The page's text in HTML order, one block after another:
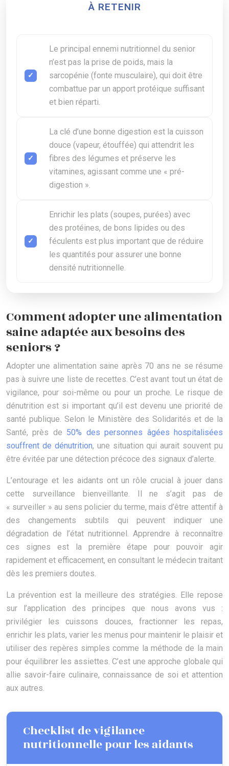
À RETENIR
Le principal ennemi nutritionnel du senior
n’est pas la prise de poids, mais la
sarcopénie (fonte musculaire), qui doit être
combattue par un apport protéique suffisant
et bien réparti.
La clé d’une bonne digestion est la cuisson
douce (vapeur, étouffée) qui attendrit les
fibres des légumes et préserve les
vitamines, agissant comme une « pré-
digestion ».
Enrichir les plats (soupes, purées) avec
des protéines, de bons lipides ou des
féculents est plus important que de réduire
les quantités pour assurer une bonne
densité nutritionnelle.
Comment adopter une alimentation
saine adaptée aux besoins des
seniors ?
Adopter une alimentation saine après 70 ans ne se résume
pas à suivre une liste de recettes. C’est avant tout un état de
vigilance, pour soi-même ou pour un proche. Le risque de
dénutrition est si important qu’il est devenu une priorité de
santé publique. Selon le Ministère des Solidarités et de la
Santé, près de 50% des personnes âgées hospitalisées
souffrent de dénutrition, une situation qui aurait souvent pu
être évitée par une détection précoce des signaux d’alerte.
L’entourage et les aidants ont un rôle crucial à jouer dans
cette surveillance bienveillante. Il ne s’agit pas de
« surveiller » au sens policier du terme, mais d’être attentif à
des changements subtils qui peuvent indiquer une
dégradation de l’état nutritionnel. Apprendre à reconnaître
ces signes est la première étape pour pouvoir agir
rapidement et efficacement, en consultant le médecin traitant
dès les premiers doutes.
La prévention est la meilleure des stratégies. Elle repose
sur l’application des principes que nous avons vus :
privilégier les cuissons douces, fractionner les repas,
enrichir les plats, varier les menus pour maintenir le plaisir et
utiliser des repères simples comme la méthode de la main
pour équilibrer les assiettes. C’est une approche globale qui
allie savoir-faire culinaire, connaissance de soi et attention
aux autres.
Checklist de vigilance
nutritionnelle pour les aidants